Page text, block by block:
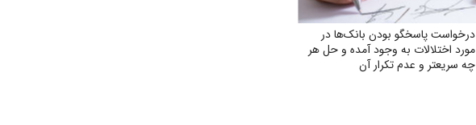
درخواست پاسخگو بودن بانک‌ها در
مورد اختلالات به وجود آمده و حل هر
چه سریعتر و عدم تکرار آن